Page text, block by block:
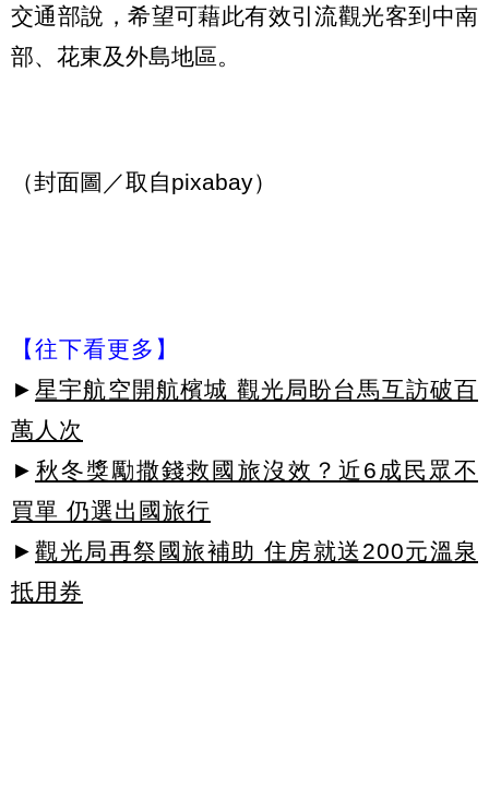
交通部說，希望可藉此有效引流觀光客到中南
部、花東及外島地區。
（封面圖／取自pixabay）
【往下看更多】
► 星宇航空開航檳城 觀光局盼台馬互訪破百
萬人次
► 秋冬獎勵撒錢救國旅沒效？近6成民眾不
買單 仍選出國旅行
► 觀光局再祭國旅補助 住房就送200元溫泉
抵用券